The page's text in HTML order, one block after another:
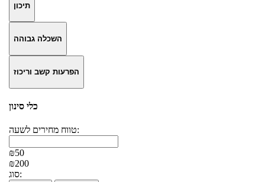
תיכון
השכלה גבוהה
הפרעות קשב וריכוז
כלי סינון
טווח מחירים לשעה:
₪50
₪200
סוג: